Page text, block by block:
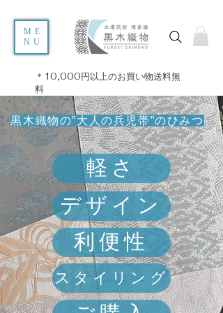
ME
NU
＊10,000円以上のお買い物送料無
料
デザイン
利便性
スタイリング
​黒木織物の”大人の兵児帯”のひみつ
軽さ